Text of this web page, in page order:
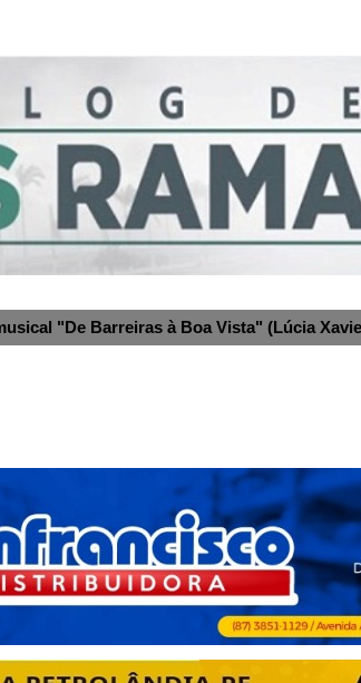
"De Barreiras à Boa Vista" (Lúcia